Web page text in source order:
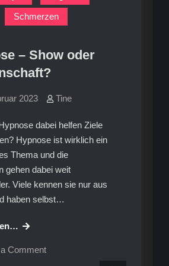
Schmerzen
– Show oder
2023 Tine
dabei helfen Ziele
Hypnose ist wirklich ein
Thema und die
gehen dabei weit
Viele kennen sie nur aus
haben selbst…
Hypnose
Show
Commenton